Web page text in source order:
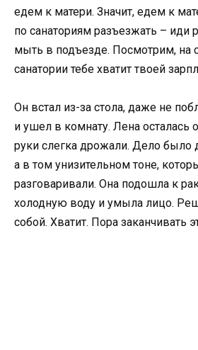
едем к матери. Значит, едем к
по санаториям разъезжать – иди
мыть в подъезде. Посмотрим, на
санатории тебе хватит твоей
Он встал из-за стола, даже не
и ушел в комнату. Лена осталась
руки слегка дрожали. Дело было
а в том унизительном тоне,
разговаривали. Она подошла к
холодную воду и умыла лицо.
собой. Хватит. Пора заканчивать